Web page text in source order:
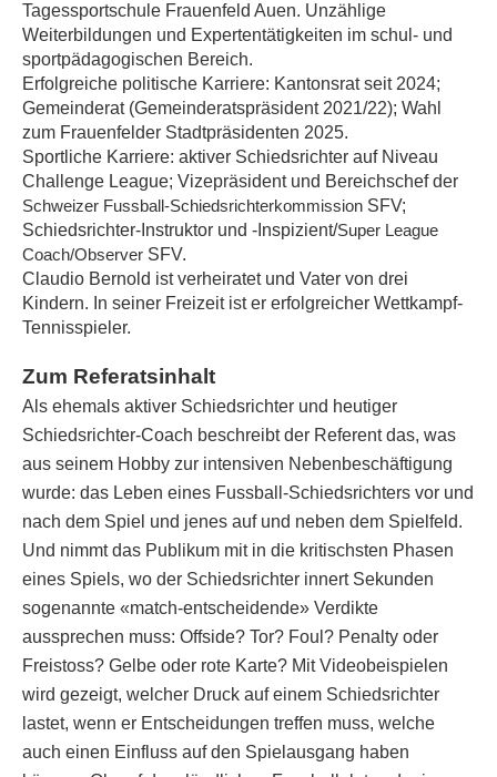
Tagessportschule Frauenfeld Auen. Unzählige
Weiterbildungen und Expertentätigkeiten im schul- und
sportpädagogischen Bereich.
Erfolgreiche politische Karriere: Kantonsrat seit 2024;
Gemeinderat (Gemeinderatspräsident 2021/22); Wahl
zum Frauenfelder Stadtpräsidenten 2025.
Sportliche Karriere: aktiver Schiedsrichter auf Niveau
Challenge League; Vizepräsident und Bereichschef der
Schweizer Fussball-Schiedsrichterkommission SFV;
Schiedsrichter-Instruktor und -Inspizient/Super League
Coach/Observer SFV.
Claudio Bernold ist verheiratet und Vater von drei
Kindern. In seiner Freizeit ist er erfolgreicher Wettkampf-
Tennisspieler.
Zum Referatsinhalt
Als ehemals aktiver Schiedsrichter und heutiger
Schiedsrichter-Coach beschreibt der Referent das, was
aus seinem Hobby zur intensiven Nebenbeschäftigung
wurde: das Leben eines Fussball-Schiedsrichters vor und
nach dem Spiel und jenes auf und neben dem Spielfeld.
Und nimmt das Publikum mit in die kritischsten Phasen
eines Spiels, wo der Schiedsrichter innert Sekunden
sogenannte «match-entscheidende» Verdikte
aussprechen muss: Offside? Tor? Foul? Penalty oder
Freistoss? Gelbe oder rote Karte? Mit Videobeispielen
wird gezeigt, welcher Druck auf einem Schiedsrichter
lastet, wenn er Entscheidungen treffen muss, welche
auch einen Einfluss auf den Spielausgang haben